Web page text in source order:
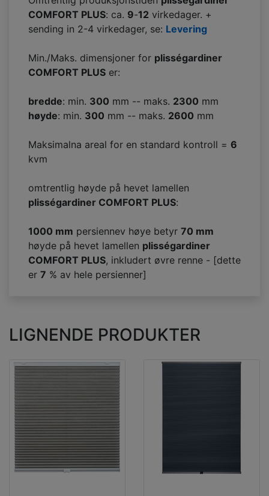
COMFORT PLUS: ca. 9-12 virkedager. +
sending in 2-4 virkedager, se: Levering
Min./Maks. dimensjoner for plisségardiner
COMFORT PLUS er:
bredde: min. 300 mm -- maks. 2300 mm
høyde: min. 300 mm -- maks. 2600 mm
Maksimalna areal for en standard kontroll = 6
kvm
omtrentlig høyde på hevet lamellen
plisségardiner COMFORT PLUS:
1000 mm persiennev høye betyr 70 mm
høyde på hevet lamellen plisségardiner
COMFORT PLUS, inkludert øvre renne - [dette
er 7 % av hele persienner]
LIGNENDE PRODUKTER